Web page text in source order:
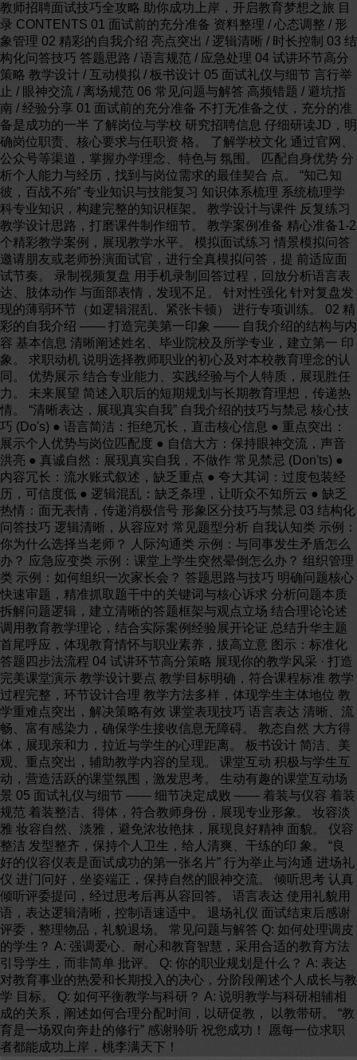
教师招聘面试技巧全攻略 助你成功上岸，开启教育梦想之旅 目
录 CONTENTS 01 面试前的充分准备 资料整理 / 心态调整 / 形
象管理 02 精彩的自我介绍 亮点突出 / 逻辑清晰 / 时长控制 03 结
构化问答技巧 答题思路 / 语言规范 / 应急处理 04 试讲环节高分
策略 教学设计 / 互动模拟 / 板书设计 05 面试礼仪与细节 言行举
止 / 眼神交流 / 离场规范 06 常见问题与解答 高频错题 / 避坑指
南 / 经验分享 01 面试前的充分准备 不打无准备之仗，充分的准
备是成功的一半 了解岗位与学校 研究招聘信息 仔细研读JD，明
确岗位职责、核心要求与任职资 格。 了解学校文化 通过官网、
公众号等渠道，掌握办学理念、特色与 氛围。 匹配自身优势 分
析个人能力与经历，找到与岗位需求的最佳契合 点。 “知己知
彼，百战不殆” 专业知识与技能复习 知识体系梳理 系统梳理学
科专业知识，构建完整的知识框架。 教学设计与课件 反复练习
教学设计思路，打磨课件制作细节。 教学案例准备 精心准备1-2
个精彩教学案例，展现教学水平。 模拟面试练习 情景模拟问答
邀请朋友或老师扮演面试官，进行全真模拟问答，提 前适应面
试节奏。 录制视频复盘 用手机录制回答过程，回放分析语言表
达、肢体动作 与面部表情，发现不足。 针对性强化 针对复盘发
现的薄弱环节（如逻辑混乱、紧张卡顿） 进行专项训练。 02 精
彩的自我介绍 —— 打造完美第一印象 —— 自我介绍的结构与内
容 基本信息 清晰阐述姓名、毕业院校及所学专业，建立第一 印
象。 求职动机 说明选择教师职业的初心及对本校教育理念的认
同。 优势展示 结合专业能力、实践经验与个人特质，展现胜任
力。 未来展望 简述入职后的短期规划与长期教育理想，传递热
情。 “清晰表达，展现真实自我” 自我介绍的技巧与禁忌 核心技
巧 (Do's) ● 语言简洁：拒绝冗长，直击核心信息 ● 重点突出：
展示个人优势与岗位匹配度 ● 自信大方：保持眼神交流，声音
洪亮 ● 真诚自然：展现真实自我，不做作 常见禁忌 (Don'ts) ●
内容冗长：流水账式叙述，缺乏重点 ● 夸大其词：过度包装经
历，可信度低 ● 逻辑混乱：缺乏条理，让听众不知所云 ● 缺乏
热情：面无表情，传递消极信号 形象区分技巧与禁忌 03 结构化
问答技巧 逻辑清晰，从容应对 常见题型分析 自我认知类 示例：
你为什么选择当老师？ 人际沟通类 示例：与同事发生矛盾怎么
办？ 应急应变类 示例：课堂上学生突然晕倒怎么办？ 组织管理
类 示例：如何组织一次家长会？ 答题思路与技巧 明确问题核心
快速审题，精准抓取题干中的关键词与核心诉求 分析问题本质
拆解问题逻辑，建立清晰的答题框架与观点立场 结合理论论述
调用教育教学理论，结合实际案例经验展开论证 总结升华主题
首尾呼应，体现教育情怀与职业素养，拔高立意 图示：标准化
答题四步法流程 04 试讲环节高分策略 展现你的教学风采 · 打造
完美课堂演示 教学设计要点 教学目标明确，符合课程标准 教学
过程完整，环节设计合理 教学方法多样，体现学生主体地位 教
学重难点突出，解决策略有效 课堂表现技巧 语言表达 清晰、流
畅、富有感染力，确保学生接收信息无障碍。 教态自然 大方得
体，展现亲和力，拉近与学生的心理距离。 板书设计 简洁、美
观、重点突出，辅助教学内容的呈现。 课堂互动 积极与学生互
动，营造活跃的课堂氛围，激发思考。 生动有趣的课堂互动场
景 05 面试礼仪与细节 —— 细节决定成败 —— 着装与仪容 着装
规范 着装整洁、得体，符合教师身份，展现专业形象。 妆容淡
雅 妆容自然、淡雅，避免浓妆艳抹，展现良好精神 面貌。 仪容
整洁 发型整齐，保持个人卫生，给人清爽、干练的印 象。 “良
好的仪容仪表是面试成功的第一张名片” 行为举止与沟通 进场礼
仪 进门问好，坐姿端正，保持自然的眼神交流。 倾听思考 认真
倾听评委提问，经过思考后再从容回答。 语言表达 使用礼貌用
语，表达逻辑清晰，控制语速适中。 退场礼仪 面试结束后感谢
评委，整理物品，礼貌退场。 常见问题与解答 Q: 如何处理调皮
的学生？ A: 强调爱心、耐心和教育智慧，采用合适的教育方法
引导学生，而非简单 批评。 Q: 你的职业规划是什么？ A: 表达
对教育事业的热爱和长期投入的决心，分阶段阐述个人成长与教
学 目标。 Q: 如何平衡教学与科研？ A: 说明教学与科研相辅相
成的关系，阐述如何合理分配时间，以研促教， 以教带研。 “教
育是一场双向奔赴的修行” 感谢聆听 祝您成功！ 愿每一位求职
者都能成功上岸，桃李满天下！